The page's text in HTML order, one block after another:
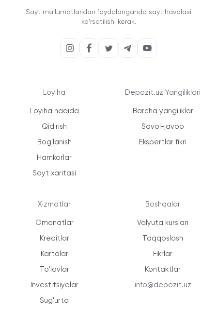
Sayt ma'lumotlaridan foydalanganda sayt havolasi
ko'rsatilishi kerak.
Loyiha
Loyiha haqida
Qidirish
Bog'lanish
Hamkorlar
Sayt xaritasi
Xizmatlar
Omonatlar
Kreditlar
Kartalar
To'lovlar
Investitsiyalar
Sug'urta
Depozit.uz Yangiliklari
Barcha yangiliklar
Savol-javob
Ekspertlar fikri
Boshqalar
Valyuta kurslari
Taqqoslash
Fikrlar
Kontaktlar
info@depozit.uz